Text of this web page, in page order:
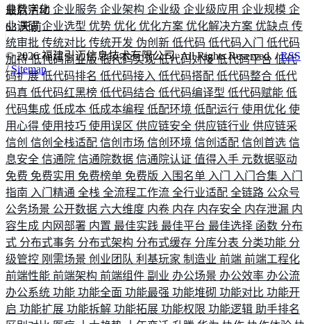
业数字化 企业服务 企业架构 企业级 企业级应用 企业规模 企
业调研企业选型 优势 优化 优化方案 优化解决方案 优缺点 传
统审批 传统对比 传统开发 伪创新 低代码 低代码入门 低代码
加持低代码商业版低代码实现低代码对接低代码平台 低代
码扩展低代码排名 低代码接入 低代码搭配 低代码整合 低代
码真 低代码红黑榜 低代码结合 低代码编译型 低代码赋能 低
代码集成 低成本 低成本编程 低配环境 低配运行 使用优化 使
用心得 使用技巧 使用误区 供应链安全 供应链行业 供应链采
信创 信创全栈适配 信创市场 信创环境 信创适配 信创首选 信
息安全 信通院 信通院数据 信通院认证 值得入手 元数据驱动
免费 免费实用 免费榜单 免费版 入围名单 入门 入门合集 入门
指南 入门精通 全栈 全流程工作流 全行业适配 全链路 公众号
公务场景 公开数据 六大维度 内卷 内存 内存安全 内存泄漏 内
容生成 内网部署 内置 最佳实践 最佳平台 最佳选择 函数 分布
式 分布式事务 分布式架构 分布式缓存 分库分表 分类功能 分
级管控 刚需场景 创业团队 利基玩家 制造业 前端 前端工程化
前端性能 前端架构 前端组件 副业 办公场景 办公效率 办公流
办公系统 功能 功能全面 功能最强 功能堆砌 功能对比 功能开
启 功能扩展 功能拆解 功能拓展 功能权限 功能逻辑 助手排名
最后活动
63 天前
©2026福建引迈信息技术有限公司. All Rights Reserved. /RSS
/Sitemap